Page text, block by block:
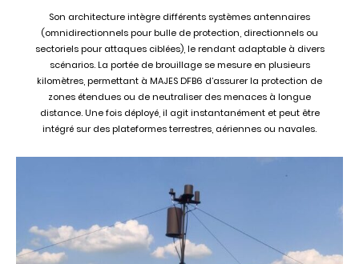
Son architecture intègre différents systèmes antennaires
(omnidirectionnels pour bulle de protection, directionnels ou
sectoriels pour attaques ciblées), le rendant adaptable à divers
scénarios. La portée de brouillage se mesure en plusieurs
kilomètres, permettant à MAJES DFB6 d’assurer la protection de
zones étendues ou de neutraliser des menaces à longue
distance. Une fois déployé, il agit instantanément et peut être
intégré sur des plateformes terrestres, aériennes ou navales.